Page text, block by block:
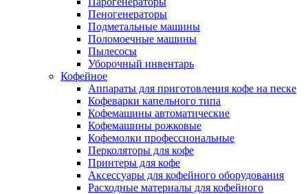
Пеногенераторы
Подметальные машины
Поломоечные машины
Пылесосы
Уборочный инвентарь
Кофейное
Аппараты для приготовления кофе на песке
Кофеварки капельного типа
Кофемашины автоматические
Кофемашины рожковые
Кофемолки профессиональные
Перколяторы для кофе
Принтеры для кофе
Аксессуары для кофейного оборудования
Расходные материалы для кофейного